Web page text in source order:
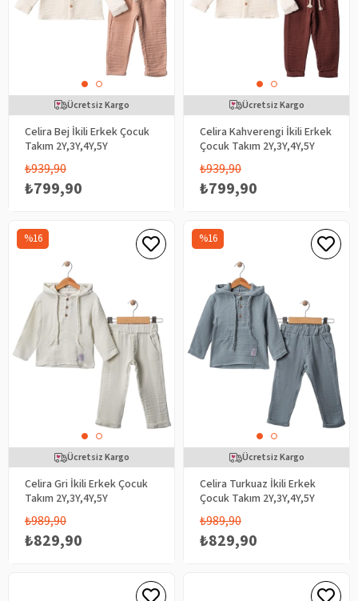
Celira Bej İkili Erkek Çocuk
Takım 2Y,3Y,4Y,5Y
₺799,90
₺939,90
Ücretsiz Kargo
Celira Kahverengi İkili Erkek
Çocuk Takım 2Y,3Y,4Y,5Y
₺799,90
₺939,90
Ücretsiz Kargo
Celira Gri İkili Erkek Çocuk
Takım 2Y,3Y,4Y,5Y
₺829,90
₺989,90
%16
Ücretsiz Kargo
Celira Turkuaz İkili Erkek
Çocuk Takım 2Y,3Y,4Y,5Y
₺829,90
₺989,90
%16
Ücretsiz Kargo